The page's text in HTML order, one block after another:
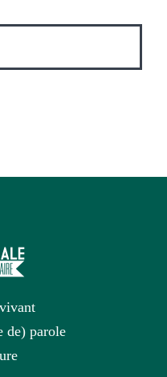
de) parole